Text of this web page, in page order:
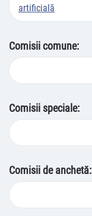
artificială
Comisii comune:
Comisii speciale:
Comisii de anchetă: